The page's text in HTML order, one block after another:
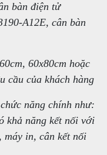
bàn điện tử
A12E, cân bàn
60x80cm hoặc
cầu của khách hàng
năng chính như:
khả năng kết nối với
máy in, cân kết nối